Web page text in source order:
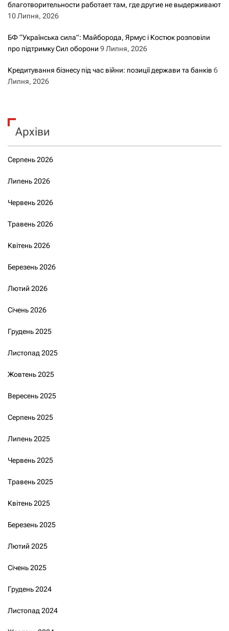
благотворительности работает там, где другие не выдерживают
10 Липня, 2026
БФ “Українська сила”: Майборода, Ярмус і Костюк розповіли
про підтримку Сил оборони 9 Липня, 2026
Кредитування бізнесу під час війни: позиції держави та банків 6
Липня, 2026
Архіви
Серпень 2026
Липень 2026
Червень 2026
Травень 2026
Квітень 2026
Березень 2026
Лютий 2026
Січень 2026
Грудень 2025
Листопад 2025
Жовтень 2025
Вересень 2025
Серпень 2025
Липень 2025
Червень 2025
Травень 2025
Квітень 2025
Березень 2025
Лютий 2025
Січень 2025
Грудень 2024
Листопад 2024